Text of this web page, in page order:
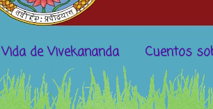
Vida de Vivekananda Cuentos